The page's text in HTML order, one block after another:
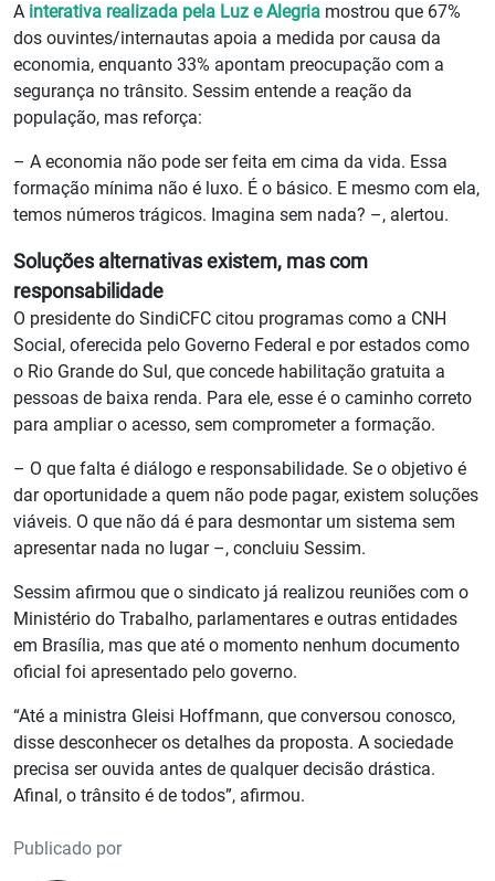
A interativa realizada pela Luz e Alegria mostrou que 67%
dos ouvintes/internautas apoia a medida por causa da
economia, enquanto 33% apontam preocupação com a
segurança no trânsito. Sessim entende a reação da
população, mas reforça:
– A economia não pode ser feita em cima da vida. Essa
formação mínima não é luxo. É o básico. E mesmo com ela,
temos números trágicos. Imagina sem nada? –, alertou.
Soluções alternativas existem, mas com
responsabilidade
O presidente do SindiCFC citou programas como a CNH
Social, oferecida pelo Governo Federal e por estados como
o Rio Grande do Sul, que concede habilitação gratuita a
pessoas de baixa renda. Para ele, esse é o caminho correto
para ampliar o acesso, sem comprometer a formação.
– O que falta é diálogo e responsabilidade. Se o objetivo é
dar oportunidade a quem não pode pagar, existem soluções
viáveis. O que não dá é para desmontar um sistema sem
apresentar nada no lugar –, concluiu Sessim.
Sessim afirmou que o sindicato já realizou reuniões com o
Ministério do Trabalho, parlamentares e outras entidades
em Brasília, mas que até o momento nenhum documento
oficial foi apresentado pelo governo.
“Até a ministra Gleisi Hoffmann, que conversou conosco,
disse desconhecer os detalhes da proposta. A sociedade
precisa ser ouvida antes de qualquer decisão drástica.
Afinal, o trânsito é de todos”, afirmou.
Publicado por